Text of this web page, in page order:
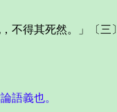
得其死然。」〔三
語義也。